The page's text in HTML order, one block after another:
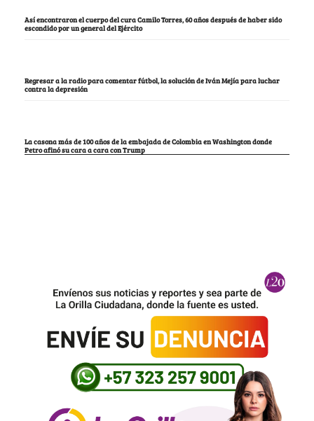
Así encontraron el cuerpo del cura Camilo Torres, 60 años después de haber sido
escondido por un general del Ejército
Regresar a la radio para comentar fútbol, la solución de Iván Mejía para luchar
contra la depresión
La casona más de 100 años de la embajada de Colombia en Washington donde
Petro afinó su cara a cara con Trump